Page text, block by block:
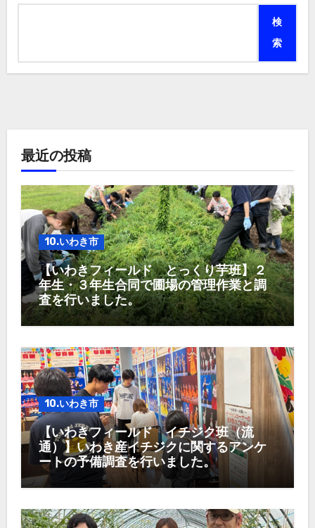
検
索
最近の投稿
10.いわき市
【いわきフィールド とっくり芋班】２
年生・３年生合同で圃場の管理作業と調
査を行いました。
10.いわき市
【いわきフィールド イチジク班（流
通）】いわき産イチジクに関するアンケ
ートの予備調査を行いました。